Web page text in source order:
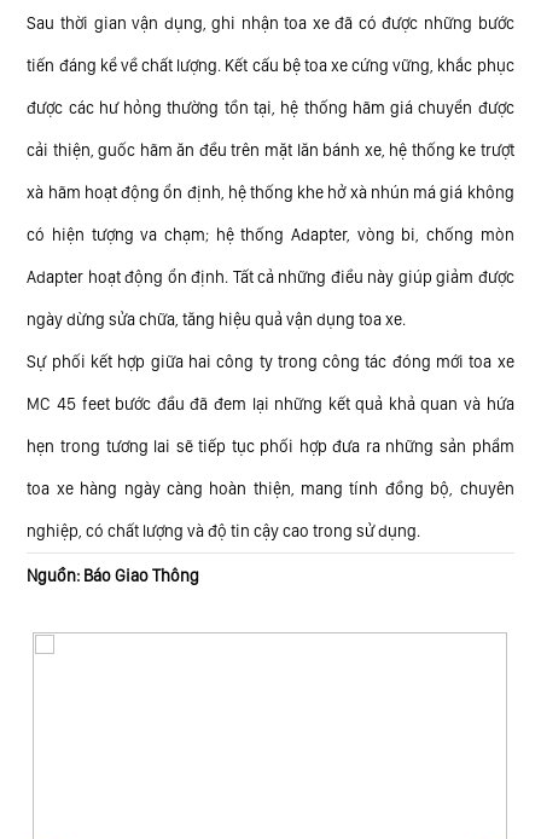
Sau thời gian vận dụng, ghi nhận toa xe đã có được những bước
tiến đáng kể về chất lượng. Kết cấu bệ toa xe cứng vững, khắc phục
được các hư hỏng thường tồn tại, hệ thống hãm giá chuyển được
cải thiện, guốc hãm ăn đều trên mặt lăn bánh xe, hệ thống ke trượt
xà hãm hoạt động ổn định, hệ thống khe hở xà nhún má giá không
có hiện tượng va chạm; hệ thống Adapter, vòng bi, chống mòn
Adapter hoạt động ổn định. Tất cả những điều này giúp giảm được
ngày dừng sửa chữa, tăng hiệu quả vận dụng toa xe.
Sự phối kết hợp giữa hai công ty trong công tác đóng mới toa xe
MC 45 feet bước đầu đã đem lại những kết quả khả quan và hứa
hẹn trong tương lai sẽ tiếp tục phối hợp đưa ra những sản phẩm
toa xe hàng ngày càng hoàn thiện, mang tính đồng bộ, chuyên
nghiệp, có chất lượng và độ tin cậy cao trong sử dụng.
Nguồn: Báo Giao Thông